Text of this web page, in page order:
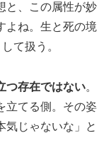
と、この属性が妙
よね。生と死の境
て扱う。
つ存在ではない。
立てる側。その姿
気じゃないな」と